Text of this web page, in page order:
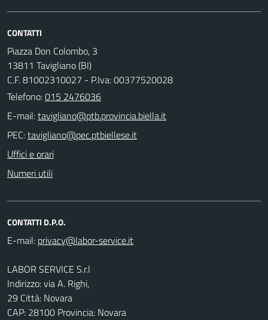
CONTATTI
Piazza Don Colombo, 3
13811 Tavigliano (BI)
C.F. 81002310027 - P.Iva: 00377520028
Telefono:015 2476036
E-mail:
PEC:
Uffici e orari
Numeri utili
CONTATTI D.P.O.
E-mail:
LABOR SERVICE S.r.l
Indirizzo: via A. Righi,
29 Città: Novara
CAP: 28100 Provincia: Novara